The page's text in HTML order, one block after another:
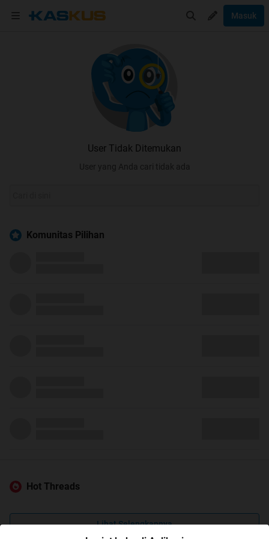
Masuk
User Tidak Ditemukan
User yang Anda cari tidak ada
Komunitas Pilihan
Hot Threads
Lihat Selengkapnya